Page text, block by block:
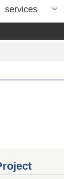
services